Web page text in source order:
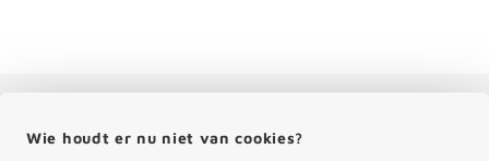
Hulp nodig bij het plaatsen van een bestelling? Of wilt u meer over onze
producten weten? Neem dan contact op met de